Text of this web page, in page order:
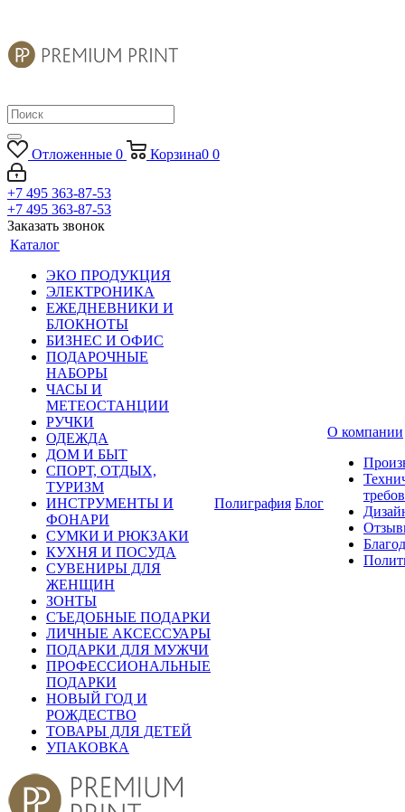
Отложенные 0 Корзина0 0
+7 495 363-87-53
+7 495 363-87-53
Заказать звонок
Каталог
ЭКО ПРОДУКЦИЯ
ЭЛЕКТРОНИКА
ЕЖЕДНЕВНИКИ И
БЛОКНОТЫ
БИЗНЕС И ОФИС
ПОДАРОЧНЫЕ
НАБОРЫ
ЧАСЫ И
МЕТЕОСТАНЦИИ
РУЧКИ
ОДЕЖДА
ДОМ И БЫТ
СПОРТ, ОТДЫХ,
ТУРИЗМ
ИНСТРУМЕНТЫ И
ФОНАРИ
СУМКИ И РЮКЗАКИ
КУХНЯ И ПОСУДА
СУВЕНИРЫ ДЛЯ
ЖЕНЩИН
ЗОНТЫ
СЪЕДОБНЫЕ ПОДАРКИ
ЛИЧНЫЕ АКСЕССУАРЫ
ПОДАРКИ ДЛЯ МУЖЧИ
ПРОФЕССИОНАЛЬНЫЕ
ПОДАРКИ
НОВЫЙ ГОД И
РОЖДЕСТВО
ТОВАРЫ ДЛЯ ДЕТЕЙ
УПАКОВКА
Полиграфия Блог
О компании